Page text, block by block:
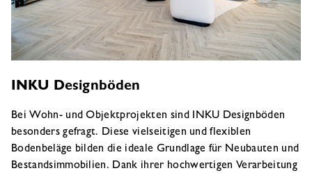
INKU Designböden
Bei Wohn- und Objektprojekten sind INKU Designböden
besonders gefragt. Diese vielseitigen und flexiblen
Bodenbeläge bilden die ideale Grundlage für Neubauten und
Bestandsimmobilien. Dank ihrer hochwertigen Verarbeitung